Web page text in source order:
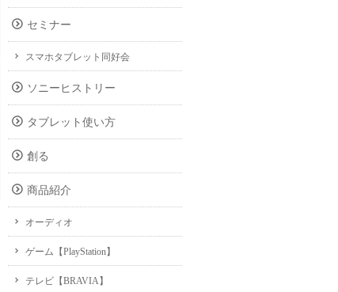
セミナー
スマホタブレット同好会
ソニーヒストリー
タブレット使い方
創る
商品紹介
オーディオ
ゲーム【PlayStation】
テレビ【BRAVIA】